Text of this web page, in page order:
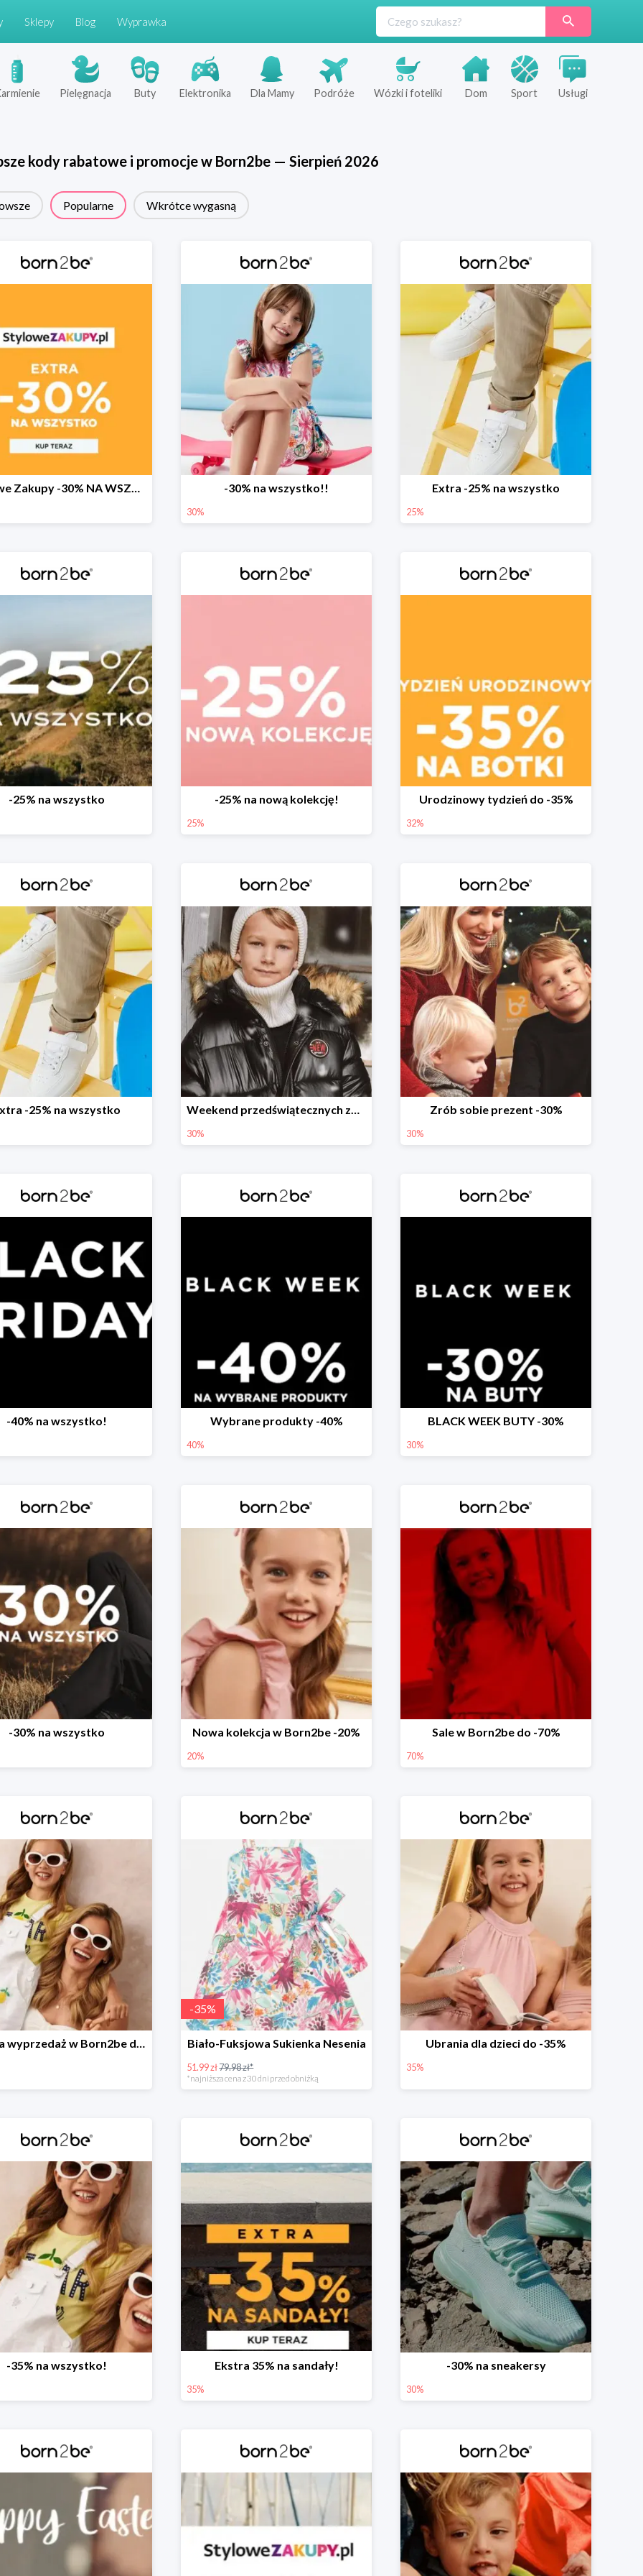
Sklepy Blog Wyprawka
Pielęgnacja Buty Elektronika Dla Mamy Podróże Wózki i foteliki Dom Sport Usługi
kody rabatowe i promocje w Born2be— Sierpień 2026
Popularne Wkrótce wygasną
Stylowe Zakupy -30% NA WSZYSTKO w born2be! -30% na wszystko!!
30%
Extra -25% na wszystko
25%
-25% na wszystko -25% na nową kolekcję!
25%
Urodzinowy tydzień do -35%
32%
-25% na wszystko Weekend przedświątecznych zakupów
30%
Zrób sobie prezent -30%
30%
-40% na wszystko! Wybrane produkty -40%
40%
BLACK WEEK BUTY -30%
30%
-30% na wszystko Nowa kolekcja w Born2be -20%
20%
Sale w Born2be do -70%
70%
Wielka wyprzedaż w Born2be do -40%
-35%
Biało-Fuksjowa Sukienka Nesenia
51.99 zł79.98 zł*
*najniższa cena z 30 dni przed obniżką
Ubrania dla dzieci do -35%
35%
-35% na wszystko! Ekstra 35% na sandały!
35%
-30% na sneakersy
30%